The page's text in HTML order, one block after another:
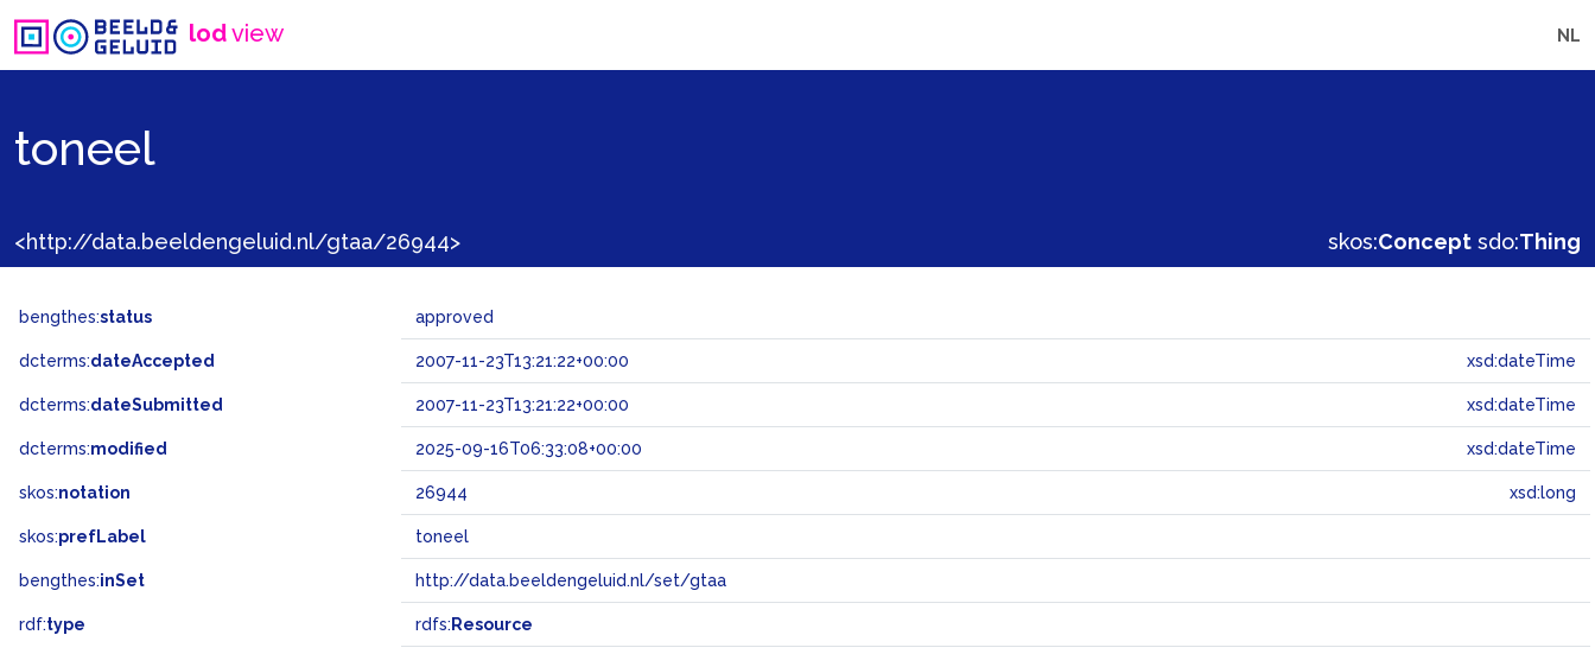
lodview NL
toneel
<http://data.beeldengeluid.nl/gtaa/26944> skos:Concept sdo:Thing
bengthes:status approved
dcterms:dateAccepted 2007-11-23T13:21:22+00:00 xsd:dateTime
dcterms:dateSubmitted 2007-11-23T13:21:22+00:00 xsd:dateTime
dcterms:modified 2025-09-16T06:33:08+00:00 xsd:dateTime
skos:notation 26944 xsd:long
skos:prefLabel toneel
bengthes:inSet http://data.beeldengeluid.nl/set/gtaa
rdf:type rdfs: Resource